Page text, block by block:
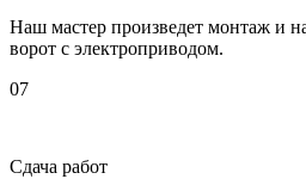
Наш мастер произведет монтаж и
ворот с электроприводом.
07
Сдача работ